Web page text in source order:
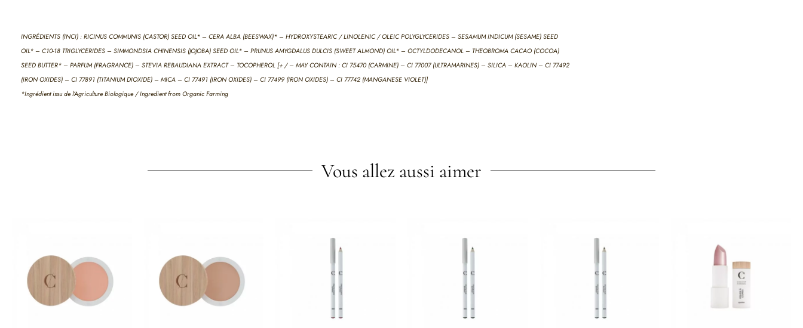
INGRÉDIENTS (INCI) : RICINUS COMMUNIS (CASTOR) SEED OIL* – CERA ALBA (BEESWAX)* – HYDROXYSTEARIC / LINOLENIC / OLEIC POLYGLYCERIDES – SESAMUM INDICUM (SESAME) SEED
OIL* – C10-18 TRIGLYCERIDES – SIMMONDSIA CHINENSIS (JOJOBA) SEED OIL* – PRUNUS AMYGDALUS DULCIS (SWEET ALMOND) OIL* – OCTYLDODECANOL – THEOBROMA CACAO (COCOA)
SEED BUTTER* – PARFUM (FRAGRANCE) – STEVIA REBAUDIANA EXTRACT – TOCOPHEROL [+ / – MAY CONTAIN : CI 75470 (CARMINE) – CI 77007 (ULTRAMARINES) – SILICA – KAOLIN – CI 77492
(IRON OXIDES) – CI 77891 (TITANIUM DIOXIDE) – MICA – CI 77491 (IRON OXIDES) – CI 77499 (IRON OXIDES) – CI 77742 (MANGANESE VIOLET)]
*Ingrédient issu de l’Agriculture Biologique / Ingredient from Organic Farming
Vous allez aussi aimer